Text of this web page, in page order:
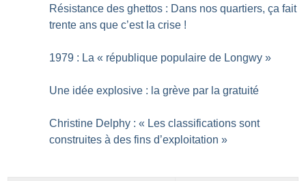
Résistance des ghettos : Dans nos quartiers, ça fait
trente ans que c’est la crise !
1979 : La « république populaire de Longwy »
Une idée explosive : la grève par la gratuité
Christine Delphy : « Les classifications sont
construites à des fins d’exploitation »